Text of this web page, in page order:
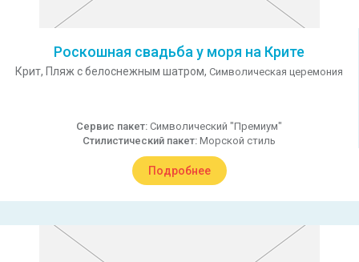
Роскошная свадьба у моря на Крите
Крит, Пляж с белоснежным шатром, Символическая церемония
Сервис пакет: Символический "Премиум"
Стилистический пакет: Морской стиль
Подробнее